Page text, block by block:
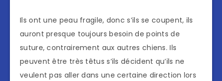
Ils ont une peau fragile, donc s’ils se coupent, ils
auront presque toujours besoin de points de
suture, contrairement aux autres chiens. Ils
peuvent être très têtus s’ils décident qu’ils ne
veulent pas aller dans une certaine direction lors